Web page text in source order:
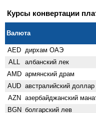
Курсы конвертации
Валюта
AED дирхам ОАЭ
ALL албанский лек
AMD армянский драм
AUD австралийский доллар
AZN азербайджанский
BGN болгарский лев